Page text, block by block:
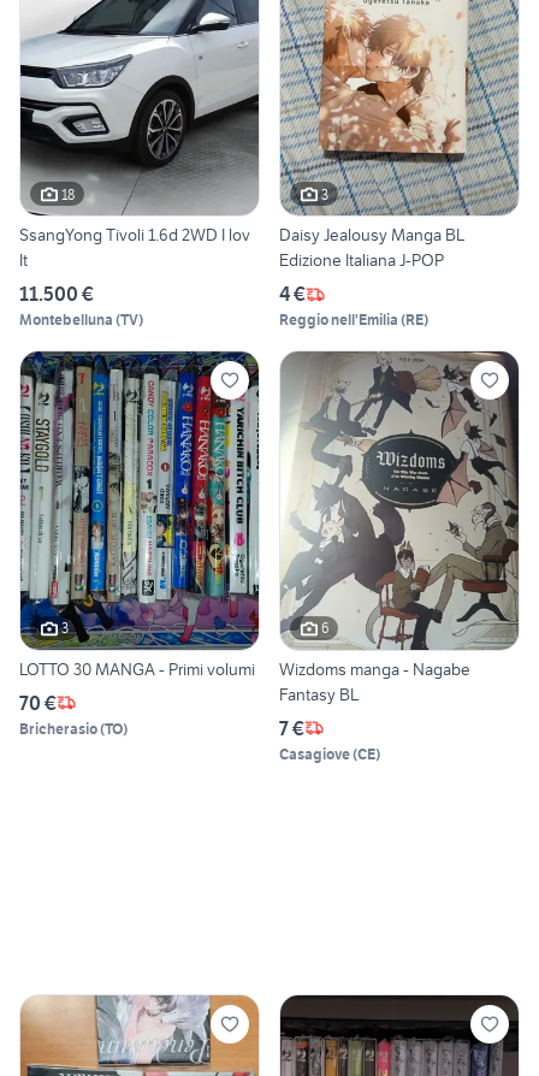
18
SsangYong Tivoli 1.6d 2WD I lov
It
11.500 €
Montebelluna (TV)
3
Daisy Jealousy Manga BL
Edizione Italiana J-POP
4 €
Reggio nell'Emilia (RE)
3
LOTTO 30 MANGA - Primi volumi
70 €
Bricherasio(TO)
6
Wizdoms manga - Nagabe
Fantasy BL
7 €
Casagiove(CE)